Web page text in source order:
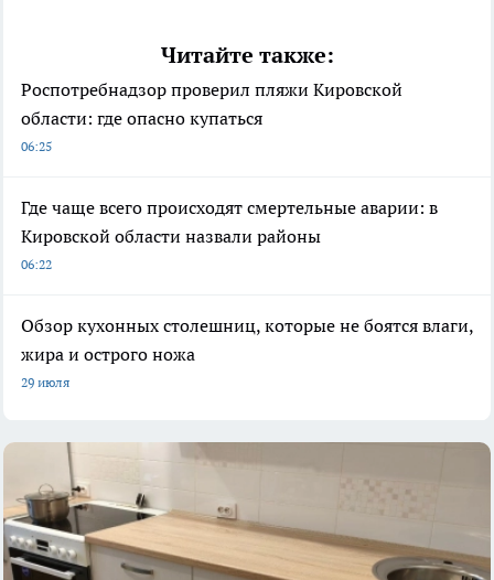
Читайте также:
Роспотребнадзор проверил пляжи Кировской
области: где опасно купаться
06:25
Где чаще всего происходят смертельные аварии: в
Кировской области назвали районы
06:22
Обзор кухонных столешниц, которые не боятся влаги,
жира и острого ножа
29 июля